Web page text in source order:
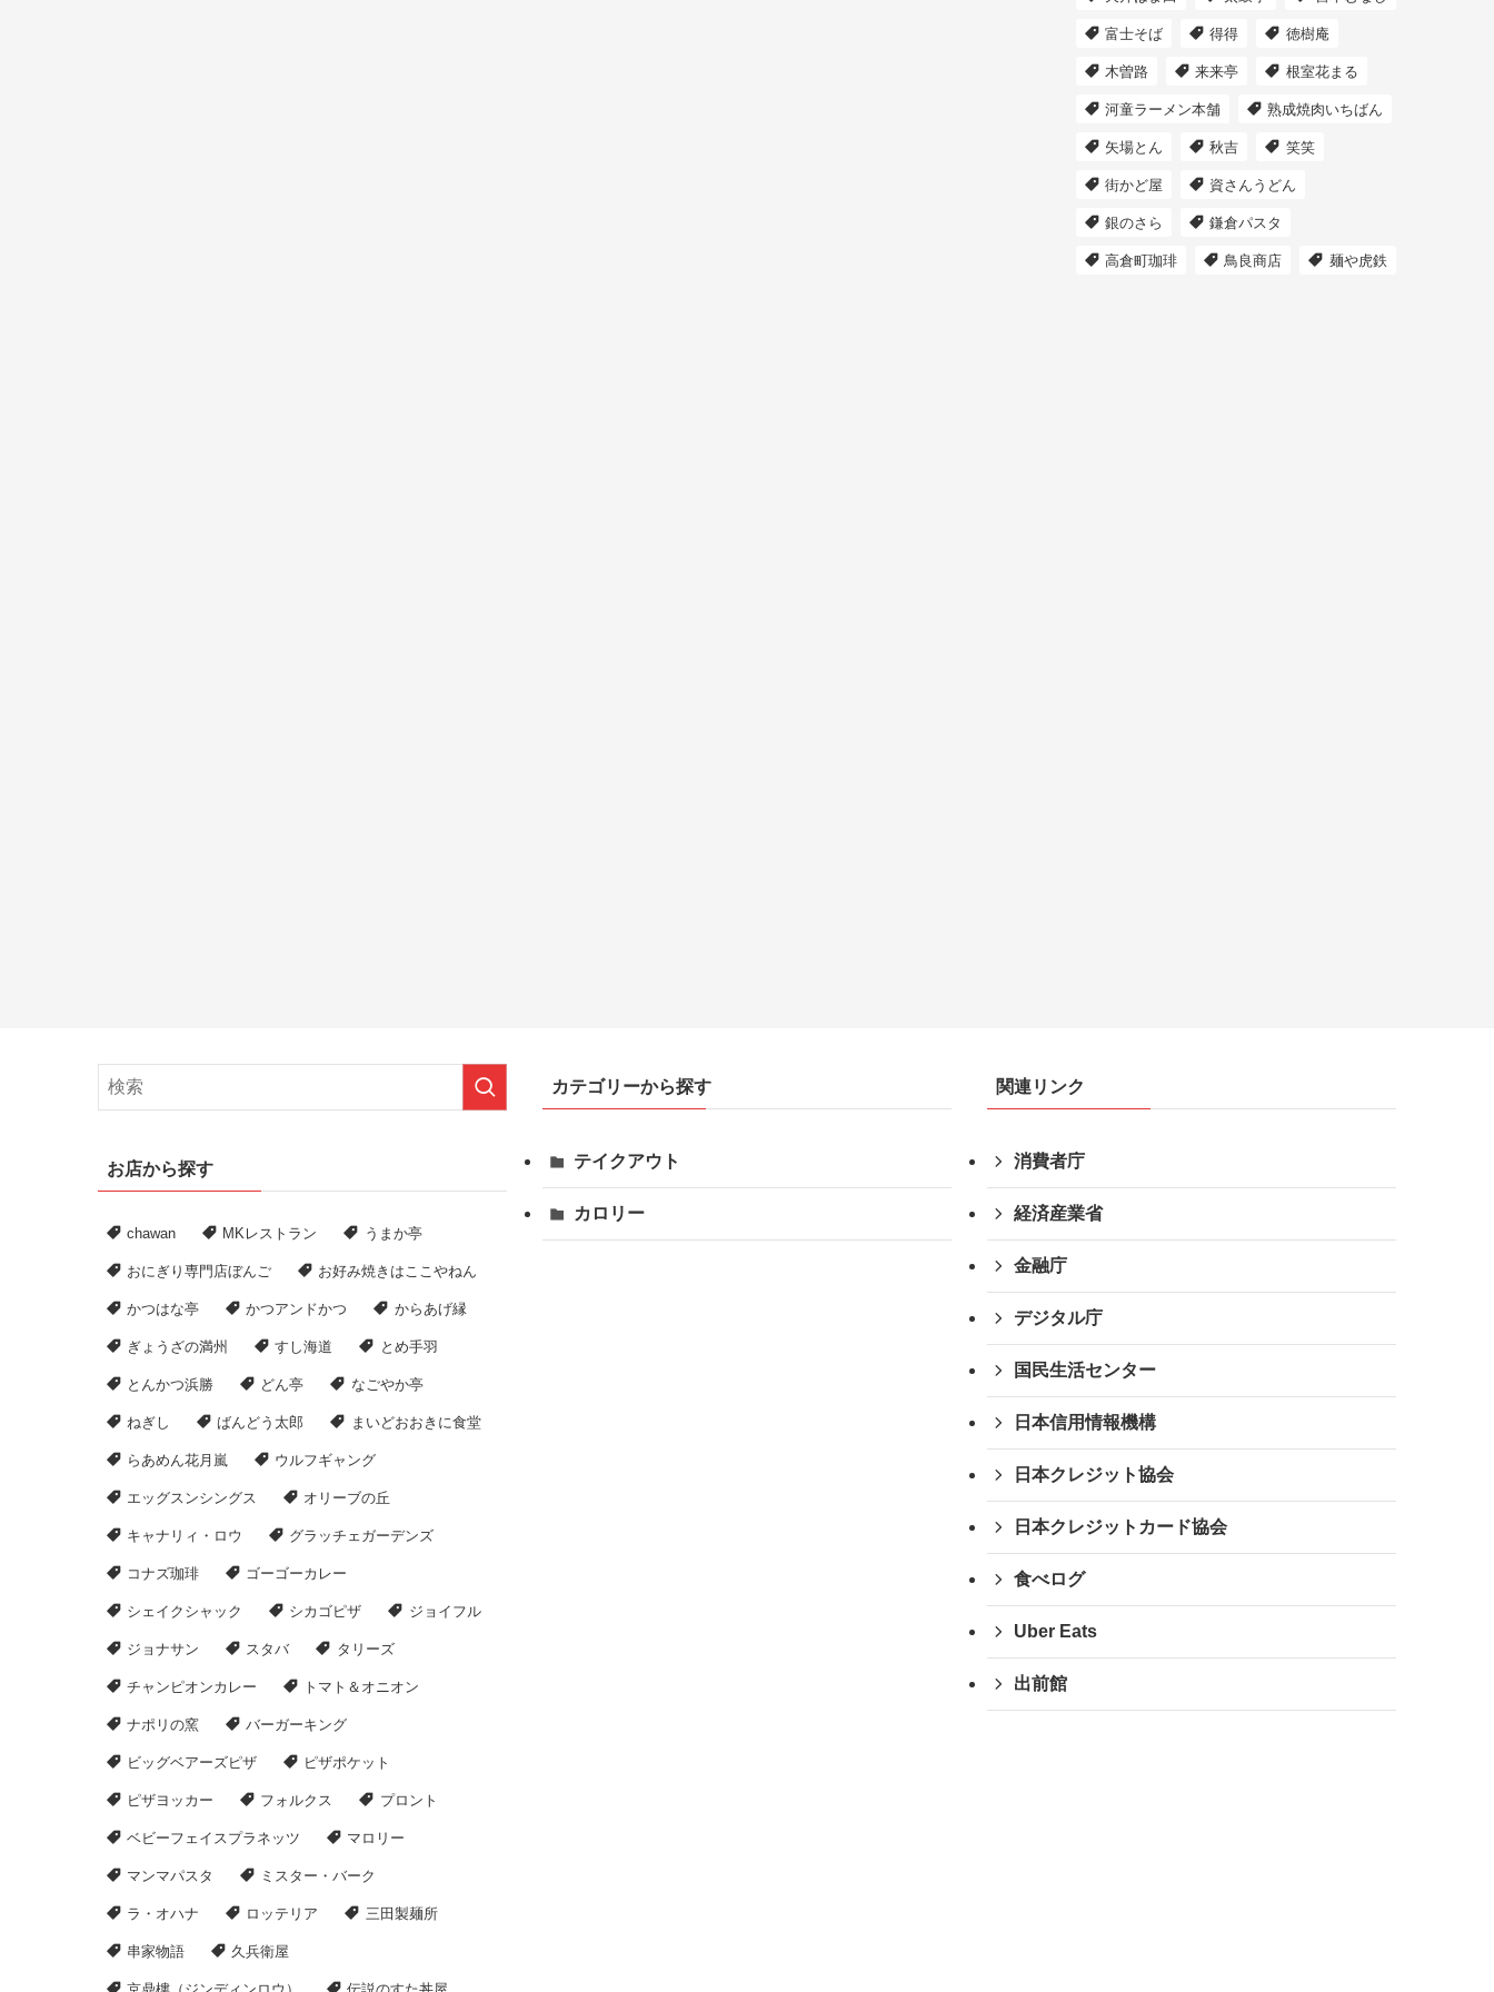
富士そば 得得 徳樹庵
木曽路 来来亭 根室花まる
河童ラーメン本舗 熟成焼肉いちばん
矢場とん 秋吉 笑笑
街かど屋 資さんうどん
銀のさら 鎌倉パスタ
高倉町珈琲 鳥良商店 麺や虎鉄
お店から探す
chawan MKレストラン うまか亭
おにぎり専門店ぼんご お好み焼きはここやねん
かつはな亭 かつアンドかつ からあげ縁
ぎょうざの満州 すし海道 とめ手羽
とんかつ浜勝 どん亭 なごやか亭
ねぎし ばんどう太郎 まいどおおきに食堂
らあめん花月嵐 ウルフギャング
エッグスンシングス オリーブの丘
キャナリィ・ロウ グラッチェガーデンズ
コナズ珈琲 ゴーゴーカレー
シェイクシャック シカゴピザ ジョイフル
ジョナサン スタバ タリーズ
チャンピオンカレー トマト＆オニオン
ナポリの窯 バーガーキング
ビッグベアーズピザ ピザポケット
ピザヨッカー フォルクス プロント
ベビーフェイスプラネッツ マロリー
マンマパスタ ミスター・バーク
ラ・オハナ ロッテリア 三田製麺所
串家物語 久兵衛屋
カテゴリーから探す
テイクアウト
カロリー
関連リンク
消費者庁
経済産業省
金融庁
デジタル庁
国民生活センター
日本信用情報機構
日本クレジット協会
日本クレジットカード協会
食べログ
Uber Eats
出前館